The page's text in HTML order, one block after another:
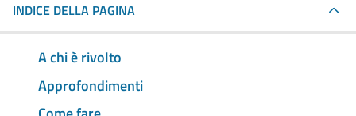
INDICE DELLA PAGINA
A chi è rivolto
Approfondimenti